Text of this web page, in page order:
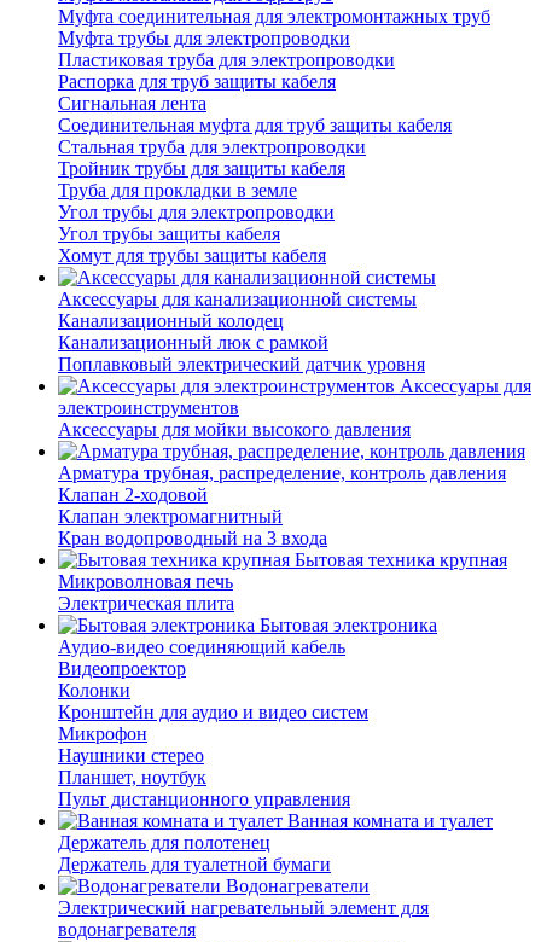
Муфта соединительная для электромонтажных труб
Муфта трубы для электропроводки
Пластиковая труба для электропроводки
Распорка для труб защиты кабеля
Сигнальная лента
Соединительная муфта для труб защиты кабеля
Стальная труба для электропроводки
Тройник трубы для защиты кабеля
Труба для прокладки в земле
Угол трубы для электропроводки
Угол трубы защиты кабеля
Хомут для трубы защиты кабеля
Аксессуары для канализационной системы
Канализационный колодец
Канализационный люк с рамкой
Поплавковый электрический датчик уровня
Аксессуары для
электроинструментов
Аксессуары для мойки высокого давления
Арматура трубная, распределение, контроль давления
Клапан 2-ходовой
Клапан электромагнитный
Кран водопроводный на 3 входа
Бытовая техника крупная
Микроволновая печь
Электрическая плита
Бытовая электроника
Аудио-видео соединяющий кабель
Видеопроектор
Колонки
Кронштейн для аудио и видео систем
Микрофон
Наушники стерео
Планшет, ноутбук
Пульт дистанционного управления
Ванная комната и туалет
Держатель для полотенец
Держатель для туалетной бумаги
Водонагреватели
Электрический нагревательный элемент для
водонагревателя